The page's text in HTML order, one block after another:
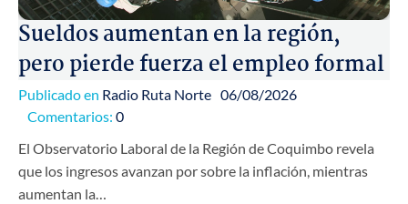
Sueldos aumentan en la región,
pero pierde fuerza el empleo formal
Publicado en Radio Ruta Norte 06/08/2026
Comentarios: 0
El Observatorio Laboral de la Región de Coquimbo revela
que los ingresos avanzan por sobre la inflación, mientras
aumentan la…